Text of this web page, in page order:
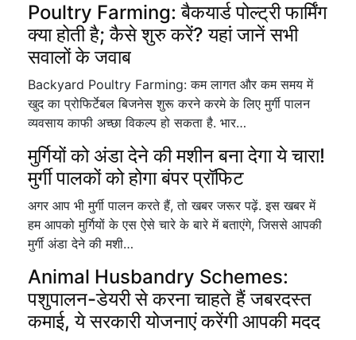
Poultry Farming: बैकयार्ड पोल्ट्री फार्मिंग
क्या होती है; कैसे शुरु करें? यहां जानें सभी
सवालों के जवाब
Backyard Poultry Farming: कम लागत और कम समय में
खुद का प्रोफिर्टेबल बिजनेस शुरू करने करमे के लिए मुर्गी पालन
व्यवसाय काफी अच्छा विकल्प हो सकता है. भार…
मुर्गियों को अंडा देने की मशीन बना देगा ये चारा!
मुर्गी पालकों को होगा बंपर प्रॉफिट
अगर आप भी मुर्गी पालन करते हैं, तो खबर जरूर पढ़ें. इस खबर में
हम आपको मुर्गियों के एस ऐसे चारे के बारे में बताएंगे, जिससे आपकी
मुर्गी अंडा देने की मशी…
Animal Husbandry Schemes:
पशुपालन-डेयरी से करना चाहते हैं जबरदस्त
कमाई, ये सरकारी योजनाएं करेंगी आपकी मदद